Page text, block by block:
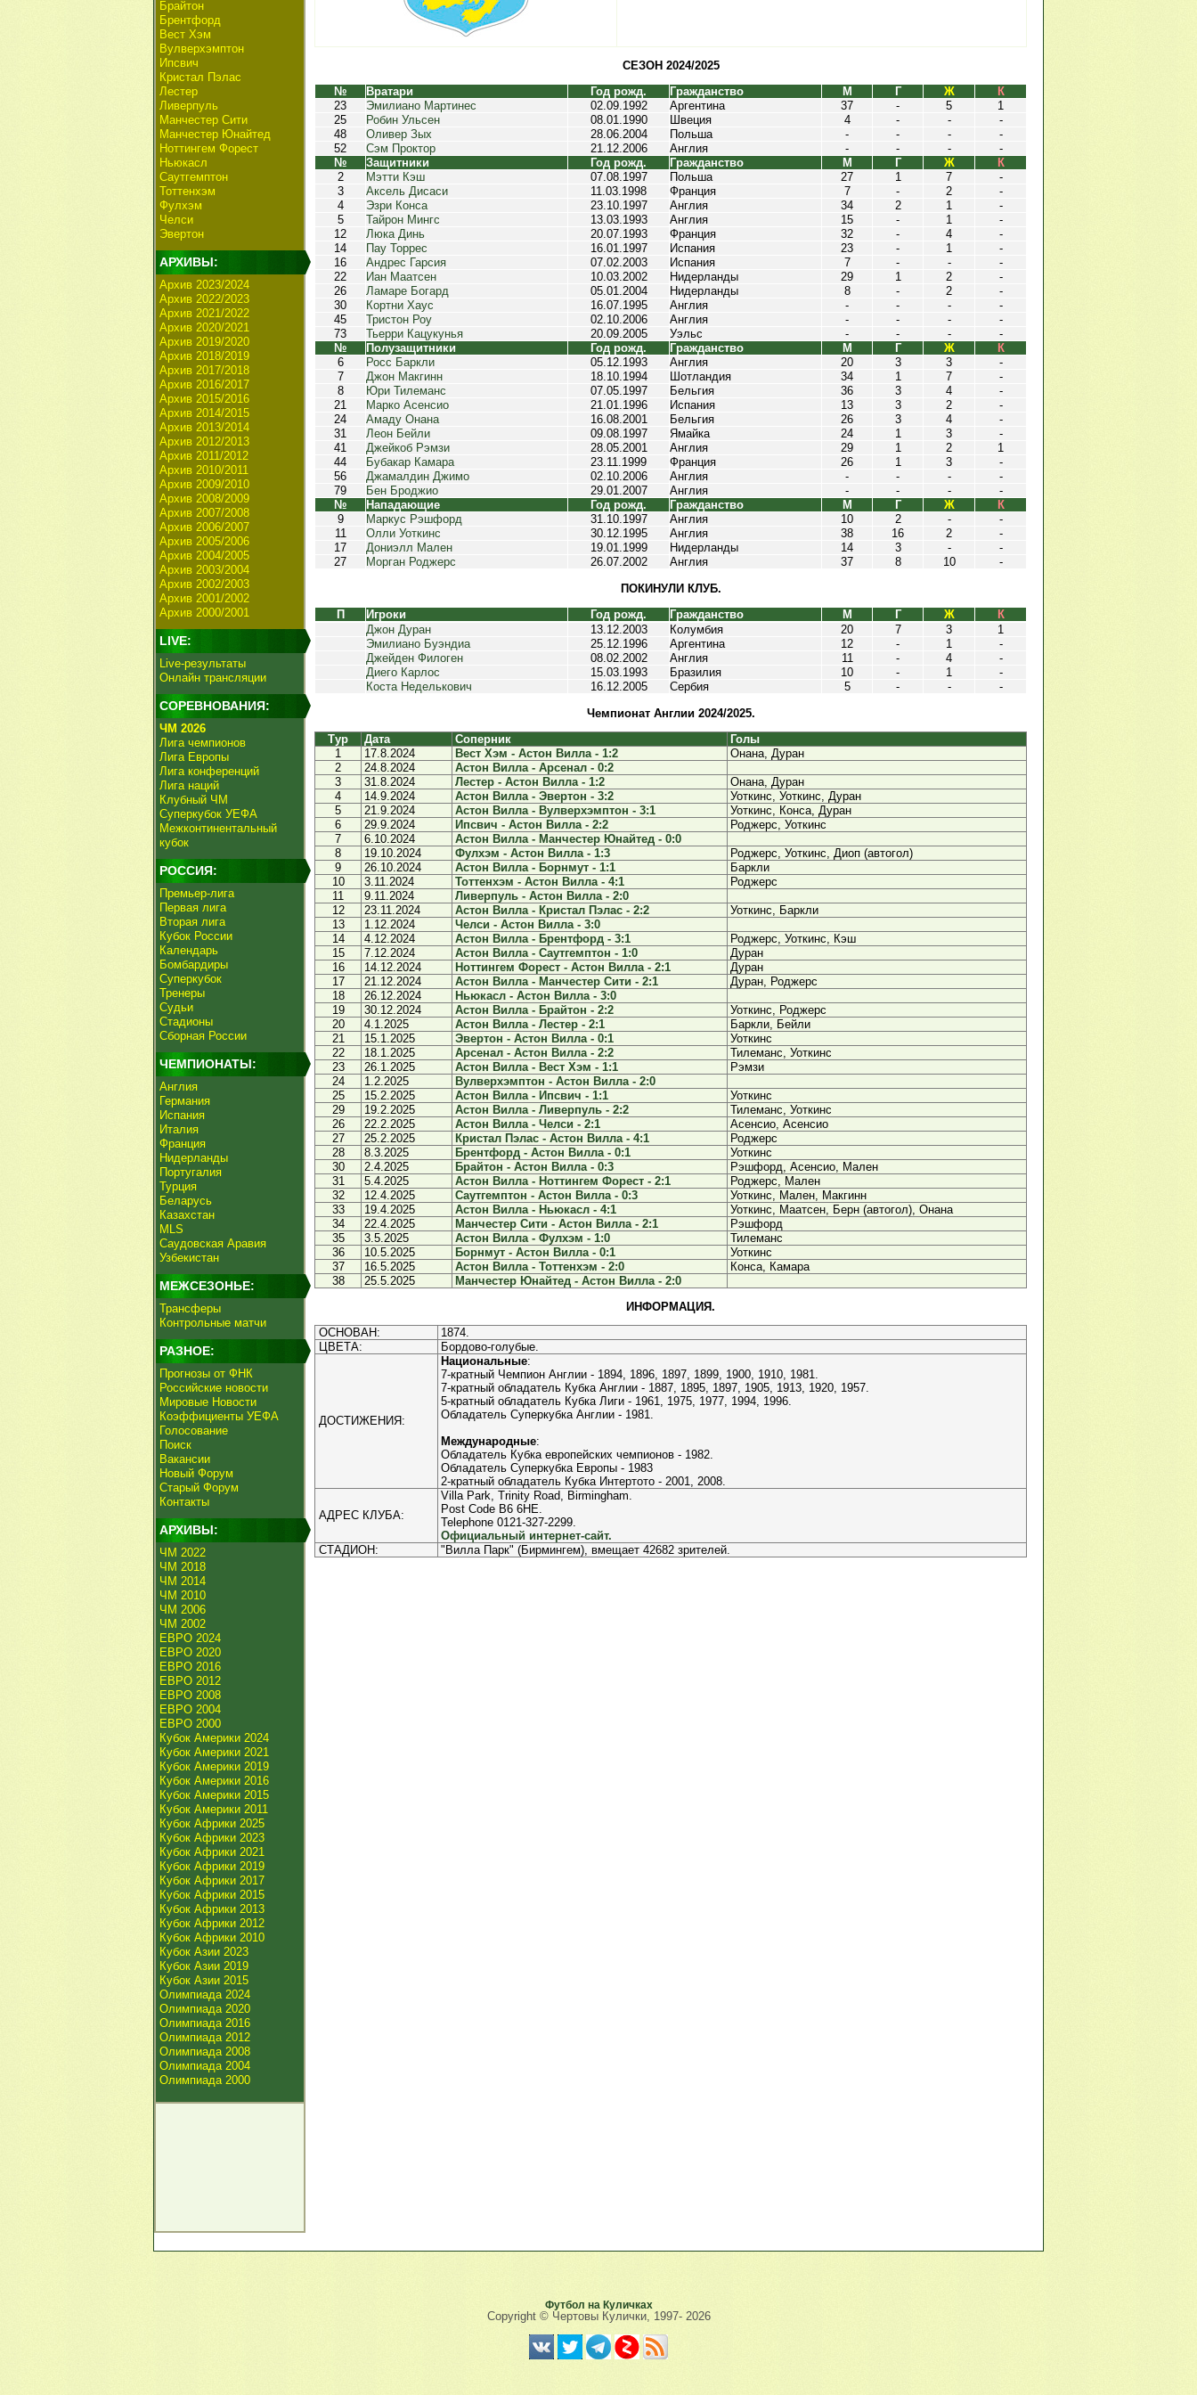
Брайтон
Брентфорд
Вест Хэм
Вулверхэмптон
Ипсвич
Кристал Пэлас
Лестер
Ливерпуль
Манчестер Сити
Манчестер Юнайтед
Ноттингем Форест
Ньюкасл
Саутгемптон
Тоттенхэм
Фулхэм
Челси
Эвертон
АРХИВЫ:
Архив 2023/2024
Архив 2022/2023
Архив 2021/2022
Архив 2020/2021
Архив 2019/2020
Архив 2018/2019
Архив 2017/2018
Архив 2016/2017
Архив 2015/2016
Архив 2014/2015
Архив 2013/2014
Архив 2012/2013
Архив 2011/2012
Архив 2010/2011
Архив 2009/2010
Архив 2008/2009
Архив 2007/2008
Архив 2006/2007
Архив 2005/2006
Архив 2004/2005
Архив 2003/2004
Архив 2002/2003
Архив 2001/2002
Архив 2000/2001
LIVE:
Live-результаты
Онлайн трансляции
СОРЕВНОВАНИЯ:
ЧМ 2026
Лига чемпионов
Лига Европы
Лига конференций
Лига наций
Клубный ЧМ
Суперкубок УЕФА
Межконтинентальный
кубок
РОССИЯ:
Премьер-лига
Первая лига
Вторая лига
Кубок России
Календарь
Бомбардиры
Суперкубок
Тренеры
Судьи
Стадионы
Сборная России
ЧЕМПИОНАТЫ:
Англия
Германия
Испания
Италия
Франция
Нидерланды
Португалия
Турция
Беларусь
Казахстан
MLS
Саудовская Аравия
Узбекистан
МЕЖСЕЗОНЬЕ:
Трансферы
Контрольные матчи
РАЗНОЕ:
Прогнозы от ФНК
Российские новости
Мировые Новости
Коэффициенты УЕФА
Голосование
Поиск
Вакансии
Новый Форум
Старый Форум
Контакты
АРХИВЫ:
ЧМ 2022
ЧМ 2018
ЧМ 2014
ЧМ 2010
ЧМ 2006
ЧМ 2002
ЕВРО 2024
ЕВРО 2020
ЕВРО 2016
ЕВРО 2012
ЕВРО 2008
ЕВРО 2004
ЕВРО 2000
Кубок Америки 2024
Кубок Америки 2021
Кубок Америки 2019
Кубок Америки 2016
Кубок Америки 2015
Кубок Америки 2011
Кубок Африки 2025
Кубок Африки 2023
Кубок Африки 2021
Кубок Африки 2019
Кубок Африки 2017
Кубок Африки 2015
Кубок Африки 2013
Кубок Африки 2012
Кубок Африки 2010
Кубок Азии 2023
Кубок Азии 2019
Кубок Азии 2015
Олимпиада 2024
Олимпиада 2020
Олимпиада 2016
Олимпиада 2012
Олимпиада 2008
Олимпиада 2004
Олимпиада 2000
СЕЗОН 2024/2025
№
Вратари Год рожд. Гражданство М Г Ж
К
23
Эмилиано Мартинес 02.09.1992 Аргентина 37 - 5
1
25
Робин Ульсен 08.01.1990 Швеция 4 - -
-
48
Оливер Зых 28.06.2004 Польша - - -
-
52
Сэм Проктор 21.12.2006 Англия - - -
-
№
Защитники Год рожд. Гражданство М Г Ж
К
2
Мэтти Кэш 07.08.1997 Польша 27 1 7
-
3
Аксель Дисаси 11.03.1998 Франция 7 - 2
-
4
Эзри Конса 23.10.1997 Англия 34 2 1
-
5
Тайрон Мингс 13.03.1993 Англия 15 - 1
-
12
Люка Динь 20.07.1993 Франция 32 - 4
-
14
Пау Торрес 16.01.1997 Испания 23 - 1
-
16
Андрес Гарсия 07.02.2003 Испания 7 - -
-
22
Иан Маатсен 10.03.2002 Нидерланды 29 1 2
-
26
Ламаре Богард 05.01.2004 Нидерланды 8 - 2
-
30
Кортни Хаус 16.07.1995 Англия - - -
-
45
Тристон Роу 02.10.2006 Англия - - -
-
73
Тьерри Кацукунья 20.09.2005 Уэльс - - -
-
№
Полузащитники Год рожд. Гражданство М Г Ж
К
6
Росс Баркли 05.12.1993 Англия 20 3 3
-
7
Джон Макгинн 18.10.1994 Шотландия 34 1 7
-
8
Юри Тилеманс 07.05.1997 Бельгия 36 3 4
-
21
Марко Асенсио 21.01.1996 Испания 13 3 2
-
24
Амаду Онана 16.08.2001 Бельгия 26 3 4
-
31
Леон Бейли 09.08.1997 Ямайка 24 1 3
-
41
Джейкоб Рэмзи 28.05.2001 Англия 29 1 2
1
44
Бубакар Камара 23.11.1999 Франция 26 1 3
-
56
Джамалдин Джимо 02.10.2006 Англия - - -
-
79
Бен Броджио 29.01.2007 Англия - - -
-
№
Нападающие Год рожд. Гражданство М Г Ж
К
9
Маркус Рэшфорд 31.10.1997 Англия 10 2 -
-
11
Олли Уоткинс 30.12.1995 Англия 38 16 2
-
17
Дониэлл Мален 19.01.1999 Нидерланды 14 3 -
-
27
Морган Роджерс 26.07.2002 Англия 37 8 10
-
ПОКИНУЛИ КЛУБ.
П
Игроки Год рожд. Гражданство М Г Ж
К
Джон Дуран
13.12.2003 Колумбия 20 7 3
1
Эмилиано Буэндиа
25.12.1996 Аргентина 12 - 1
-
Джейден Филоген
08.02.2002 Англия 11 - 4
-
Диего Карлос
15.03.1993 Бразилия 10 - 1
-
Коста Неделькович
16.12.2005 Сербия 5 - -
-
Чемпионат Англии 2024/2025.
Тур
Дата Соперник
Голы
1
17.8.2024 Вест Хэм - Астон Вилла - 1:2
Онана, Дуран
2
24.8.2024
Астон Вилла - Арсенал - 0:2
3
31.8.2024 Лестер - Астон Вилла - 1:2
Онана, Дуран
4
14.9.2024 Астон Вилла - Эвертон - 3:2
Уоткинс, Уоткинс, Дуран
5
21.9.2024 Астон Вилла - Вулверхэмптон - 3:1
Уоткинс, Конса, Дуран
6
29.9.2024 Ипсвич - Астон Вилла - 2:2
Роджерс, Уоткинс
7
6.10.2024
Астон Вилла - Манчестер Юнайтед - 0:0
8
19.10.2024 Фулхэм - Астон Вилла - 1:3
Роджерс, Уоткинс, Диоп (автогол)
9
26.10.2024 Астон Вилла - Борнмут - 1:1
Баркли
10
3.11.2024 Тоттенхэм - Астон Вилла - 4:1
Роджерс
11
9.11.2024
Ливерпуль - Астон Вилла - 2:0
12
23.11.2024 Астон Вилла - Кристал Пэлас - 2:2
Уоткинс, Баркли
13
1.12.2024
Челси - Астон Вилла - 3:0
14
4.12.2024 Астон Вилла - Брентфорд - 3:1
Роджерс, Уоткинс, Кэш
15
7.12.2024 Астон Вилла - Саутгемптон - 1:0
Дуран
16
14.12.2024 Ноттингем Форест - Астон Вилла - 2:1
Дуран
17
21.12.2024 Астон Вилла - Манчестер Сити - 2:1
Дуран, Роджерс
18
26.12.2024
Ньюкасл - Астон Вилла - 3:0
19
30.12.2024 Астон Вилла - Брайтон - 2:2
Уоткинс, Роджерс
20
4.1.2025 Астон Вилла - Лестер - 2:1
Баркли, Бейли
21
15.1.2025 Эвертон - Астон Вилла - 0:1
Уоткинс
22
18.1.2025 Арсенал - Астон Вилла - 2:2
Тилеманс, Уоткинс
23
26.1.2025 Астон Вилла - Вест Хэм - 1:1
Рэмзи
24
1.2.2025
Вулверхэмптон - Астон Вилла - 2:0
25
15.2.2025 Астон Вилла - Ипсвич - 1:1
Уоткинс
29
19.2.2025 Астон Вилла - Ливерпуль - 2:2
Тилеманс, Уоткинс
26
22.2.2025 Астон Вилла - Челси - 2:1
Асенсио, Асенсио
27
25.2.2025 Кристал Пэлас - Астон Вилла - 4:1
Роджерс
28
8.3.2025 Брентфорд - Астон Вилла - 0:1
Уоткинс
30
2.4.2025 Брайтон - Астон Вилла - 0:3
Рэшфорд, Асенсио, Мален
31
5.4.2025 Астон Вилла - Ноттингем Форест - 2:1
Роджерс, Мален
32
12.4.2025 Саутгемптон - Астон Вилла - 0:3
Уоткинс, Мален, Макгинн
33
19.4.2025 Астон Вилла - Ньюкасл - 4:1
Уоткинс, Маатсен, Берн (автогол), Онана
34
22.4.2025 Манчестер Сити - Астон Вилла - 2:1
Рэшфорд
35
3.5.2025 Астон Вилла - Фулхэм - 1:0
Тилеманс
36
10.5.2025 Борнмут - Астон Вилла - 0:1
Уоткинс
37
16.5.2025 Астон Вилла - Тоттенхэм - 2:0
Конса, Камара
38
25.5.2025
Манчестер Юнайтед - Астон Вилла - 2:0
ИНФОРМАЦИЯ.
ОСНОВАН:
1874.
ЦВЕТА:
Бордово-голубые.
ДОСТИЖЕНИЯ:
Национальные:
7-кратный Чемпион Англии - 1894, 1896, 1897, 1899, 1900, 1910, 1981.
7-кратный обладатель Кубка Англии - 1887, 1895, 1897, 1905, 1913, 1920, 1957.
5-кратный обладатель Кубка Лиги - 1961, 1975, 1977, 1994, 1996.
Обладатель Суперкубка Англии - 1981.
Международные:
Обладатель Кубка европейских чемпионов - 1982.
Обладатель Суперкубка Европы - 1983
2-кратный обладатель Кубка Интертото - 2001, 2008.
АДРЕС КЛУБА:
Villa Park, Trinity Road, Birmingham.
Post Code B6 6HE.
Telephone 0121-327-2299.
Официальный интернет-сайт.
СТАДИОН:
"Вилла Парк" (Бирмингем), вмещает 42682 зрителей.
Футбол на Куличках
Copyright © Чертовы Кулички, 1997- 2026